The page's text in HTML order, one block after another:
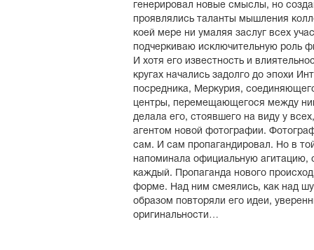
генерировал новые смыслы, но
проявлялись таланты мышления
коей мере ни умаляя заслуг всех
подчеркиваю исключительную роль
И хотя его известность и
кругах начались задолго до эпохи
посредника, Меркурия,
центры, перемещающегося между
делала его, стоявшего на виду у
агентом новой фотографии.
сам. И сам пропагандировал. Но в
напоминала официальную агитацию,
каждый. Пропаганда нового
форме. Над ним смеялись, как над
образом повторяли его идеи,
оригинальности…